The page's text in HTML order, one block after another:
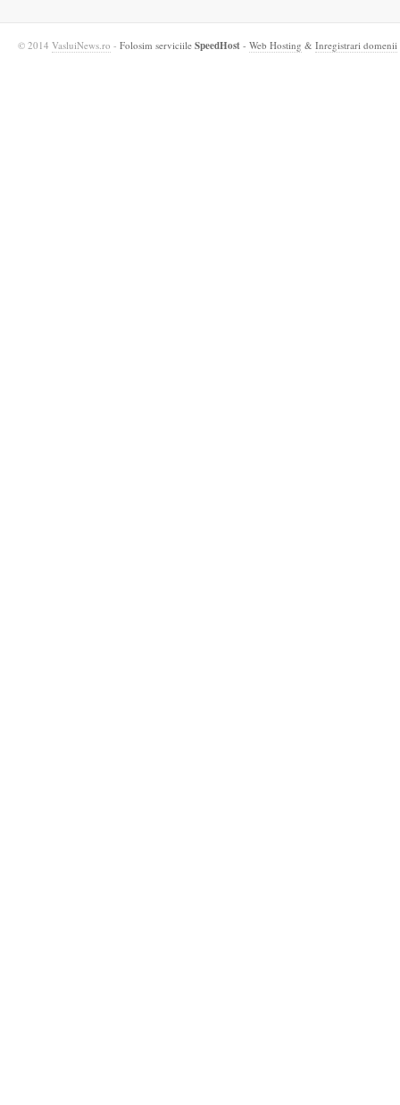
© 2014 VasluiNews.ro - Folosim serviciile SpeedHost - Web Hosting & Inregistrari domenii